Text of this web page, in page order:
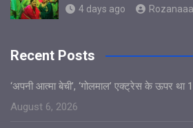
4 days ago
Recent Posts
‘अपनी आत्मा बेची’, ‘गोलमाल’ एक्ट्रेस के ऊपर था
August 6, 2026